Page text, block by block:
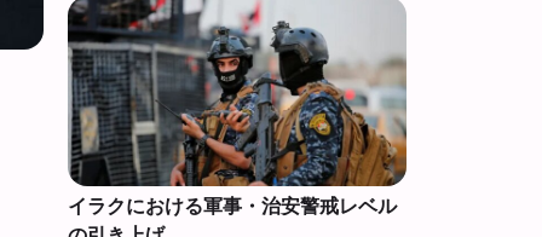
イラクにおける軍事・治安警戒レベル